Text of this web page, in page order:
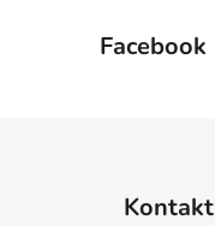
Facebook
Kontakt